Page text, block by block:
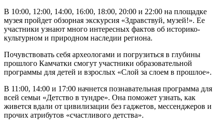
В 10:00, 12:00, 14:00, 16:00, 18:00, 20:00 и 22:00 на площадке
музея пройдет обзорная экскурсия «Здравствуй, музей!». Ее
участники узнают много интересных фактов об историко-
культурном и природном наследии региона.
Почувствовать себя археологами и погрузиться в глубины
прошлого Камчатки смогут участники образовательной
программы для детей и взрослых «Слой за слоем в прошлое».
В 11:00, 14:00 и 17:00 начнется познавательная программа для
всей семьи «Детство в тундре». Она поможет узнать, как
живется вдали от цивилизации без гаджетов, мессенджеров и
прочих атрибутов «счастливого детства».